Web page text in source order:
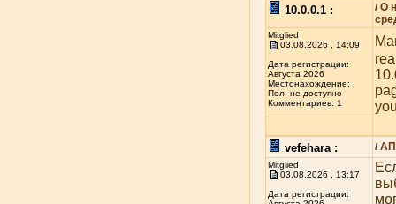
10.0.0.1 : / О
Mitglied
03.08.2026 , 14:09
Дата регистрации:
Августа 2026
Местонахождение:
Пол: не доступно
Комментариев: 1
vefehara : /
Mitglied
03.08.2026 , 13:17
Дата регистрации: